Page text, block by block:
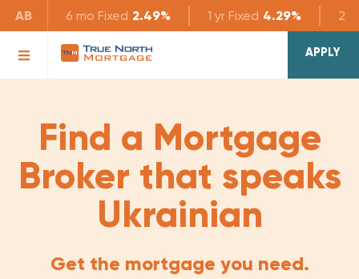
AB 6 mo Fixed 2.49% 1 yr Fixed 4.29% 2 yr
APPLY
Find a Mortgage
Broker that speaks
Ukrainian
Get the mortgage you need.